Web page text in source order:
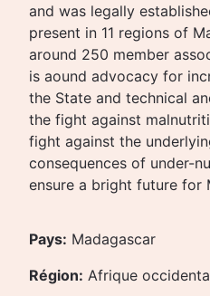
and was legally
present in 11 regions of
around 250 member
is aound advocacy for
the State and technical
the fight against
fight against the
consequences of under-
ensure a bright future for
Pays: Madagascar
Région: Afrique